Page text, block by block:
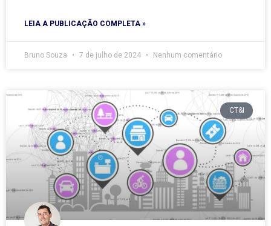
LEIA A PUBLICAÇÃO COMPLETA »
Bruno Souza 7 de julho de 2024 Nenhum comentário
CT&I